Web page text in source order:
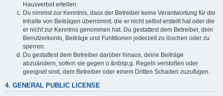
Hausverbot erteilen.
Du nimmst zur Kenntnis, dass der Betreiber keine Verantwortung für die
Inhalte von Beiträgen übernimmt, die er nicht selbst erstellt hat oder die
er nicht zur Kenntnis genommen hat. Du gestattest dem Betreiber, dein
Benutzerkonto, Beiträge und Funktionen jederzeit zu löschen oder zu
sperren.
Du gestattest dem Betreiber darüber hinaus, deine Beiträge
abzuändern, sofern sie gegen o.&nbsp;g. Regeln verstoßen oder
geeignet sind, dem Betreiber oder einem Dritten Schaden zuzufügen.
4. GENERAL PUBLIC LICENSE